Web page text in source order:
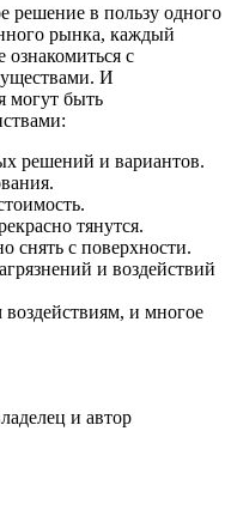
решение в пользу одного
рынка, каждый
ознакомиться с
И
могут быть
решений и вариантов.
тянутся.
снять с поверхности.
и воздействий
и многое
и автор